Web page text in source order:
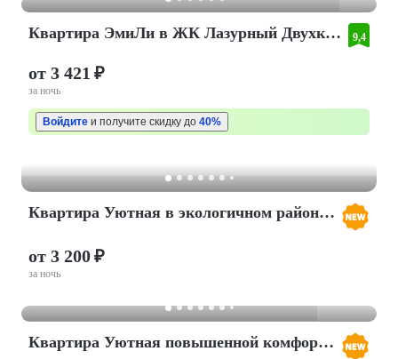
Квартира ЭмиЛи в ЖК Лазурный Двухкомнатная 9,4
от 3 421 ₽
за ночь
Войдите и получите скидку до 40%
Квартира Уютная в экологичном районе города с песчаными пляжами
от 3 200 ₽
за ночь
Квартира Уютная повышенной комфортности